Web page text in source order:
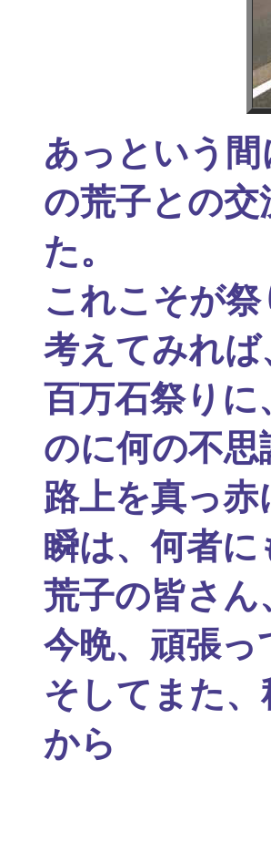
あっという
の荒子との
た。
これこそが
考えてみれ
百万石祭り
のに何の不
路上を真っ
瞬は、何者
荒子の皆さ
今晩、頑張っ
そしてまた
から